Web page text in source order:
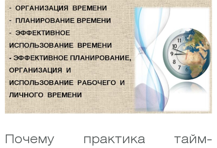
Почему практика тайм-